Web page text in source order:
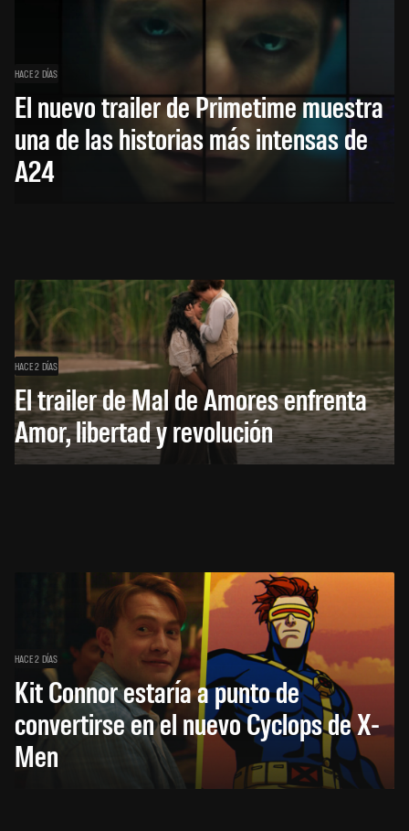
HACE 2 DÍAS
El nuevo trailer de Primetime muestra
una de las historias más intensas de
A24
HACE 2 DÍAS
El trailer de Mal de Amores enfrenta
Amor, libertad y revolución
HACE 2 DÍAS
Kit Connor estaría a punto de
convertirse en el nuevo Cyclops de X-
Men